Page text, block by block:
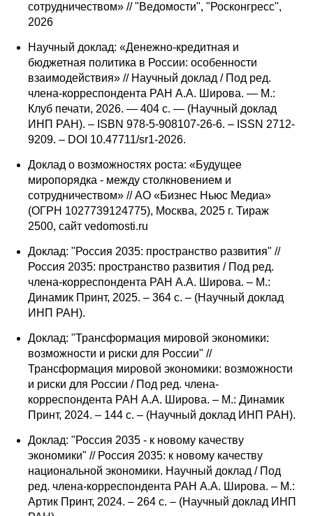
сотрудничеством» // "Ведомости", "Росконгресс",
2026
Научный доклад: «Денежно-кредитная и
бюджетная политика в России: особенности
взаимодействия» // Научный доклад / Под ред.
члена-корреспондента РАН А.А. Широва. — М.:
Клуб печати, 2026. — 404 с. — (Научный доклад
ИНП РАН). – ISBN 978-5-908107-26-6. – ISSN 2712-
9209. – DOI 10.47711/sr1-2026.
Доклад о возможностях роста: «Будущее
миропорядка - между столкновением и
сотрудничеством» // АО «Бизнес Ньюс Медиа»
(ОГРН 1027739124775), Москва, 2025 г. Тираж
2500, сайт vedomosti.ru
Доклад: "Россия 2035: пространство развития" //
Россия 2035: пространство развития / Под ред.
члена-корреспондента РАН А.А. Широва. – М.:
Динамик Принт, 2025. – 364 с. – (Научный доклад
ИНП РАН).
Доклад: "Трансформация мировой экономики:
возможности и риски для России" //
Трансформация мировой экономики: возможности
и риски для России / Под ред. члена-
корреспондента РАН А.А. Широва. – М.: Динамик
Принт, 2024. – 144 с. – (Научный доклад ИНП РАН).
Доклад: "Россия 2035 - к новому качеству
экономики" // Россия 2035: к новому качеству
национальной экономики. Научный доклад / Под
ред. члена-корреспондента РАН А.А. Широва. – М.:
Артик Принт, 2024. – 264 с. – (Научный доклад ИНП